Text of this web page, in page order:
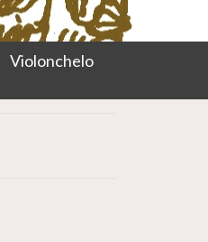
Violonchelo